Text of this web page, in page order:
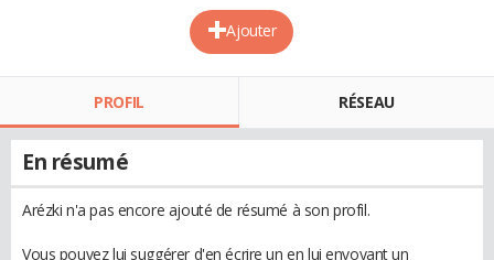
Ajouter
PROFIL RÉSEAU
En résumé
Arézki n'a pas encore ajouté de résumé à son profil.
Vous pouvez lui suggérer d'en écrire un en lui envoyant un